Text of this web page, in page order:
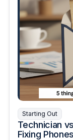
Starting Out
Technician
Fixing